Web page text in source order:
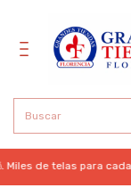
de telas para cada